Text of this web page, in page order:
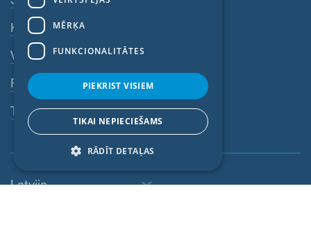
Konfidencialitātes politika
VDN
Rekvizīti
Trauksmes sistēma
Latvija
NORWEGIAN
MĒRĶA
FUNKCIONALITĀTES
PIEKRIST VISIEM
TIKAI NEPIECIEŠAMS
RĀDĪT DETAĻAS